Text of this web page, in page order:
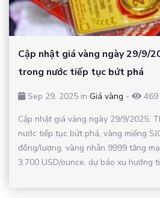
Cập nhật giá vàng ngày 29/9/
trong nước tiếp tục bứt phá
Sep 29, 2025 in Giá vàng -
469
Cập nhật giá vàng ngày 29/9/2025:
nước tiếp tục bứt phá, vàng miếng
đồng/lượng, vàng nhẫn 9999 tăng
3.700 USD/ounce, dự báo xu hướng